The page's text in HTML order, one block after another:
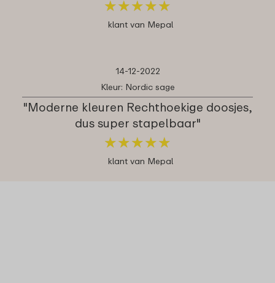
★★★★★
★★★★★
klant van Mepal
14-12-2022
Kleur: Nordic sage
"Moderne kleuren Rechthoekige doosjes,
dus super stapelbaar"
★★★★★
★★★★★
klant van Mepal